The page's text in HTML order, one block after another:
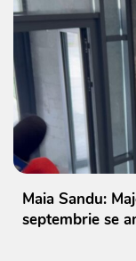
Maia Sandu:
septembrie se